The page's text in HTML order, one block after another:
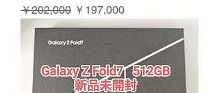
通常価格
￥202,000 セール価格
￥197,000